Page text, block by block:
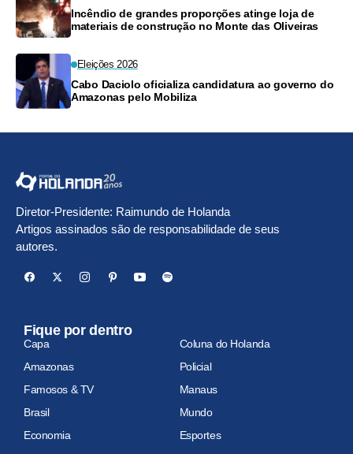
Incêndio de grandes proporções atinge loja de
materiais de construção no Monte das Oliveiras
Eleições 2026
Cabo Daciolo oficializa candidatura ao governo do
Amazonas pelo Mobiliza
Diretor-Presidente: Raimundo de Holanda
Artigos assinados são de responsabilidade de seus
autores.
Fique por dentro
Capa
Coluna do Holanda
Amazonas
Policial
Famosos & TV
Manaus
Brasil
Mundo
Economia
Esportes